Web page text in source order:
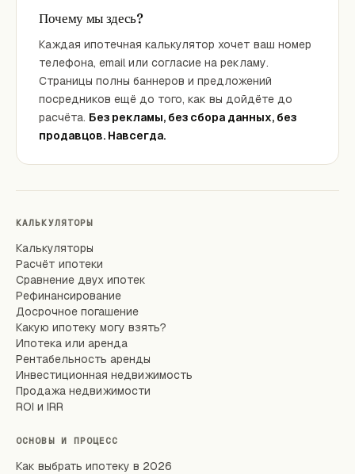
Почему мы здесь?
Каждая ипотечная калькулятор хочет ваш номер
телефона, email или согласие на рекламу.
Страницы полны баннеров и предложений
посредников ещё до того, как вы дойдёте до
расчёта. Без рекламы, без сбора данных, без
продавцов. Навсегда.
КАЛЬКУЛЯТОРЫ
Калькуляторы
Расчёт ипотеки
Сравнение двух ипотек
Рефинансирование
Досрочное погашение
Какую ипотеку могу взять?
Ипотека или аренда
Рентабельность аренды
Инвестиционная недвижимость
Продажа недвижимости
ROI и IRR
ОСНОВЫ И ПРОЦЕСС
Как выбрать ипотеку в 2026